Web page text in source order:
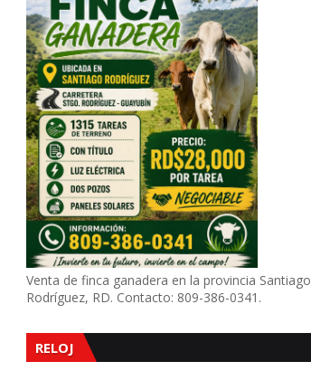
Venta de finca ganadera en la provincia Santiago
Rodríguez, RD. Contacto: 809-386-0341.
RELOJ